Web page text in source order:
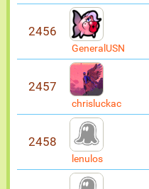
2456
GeneralUSN
2457
chrisluckac
2458
lenulos